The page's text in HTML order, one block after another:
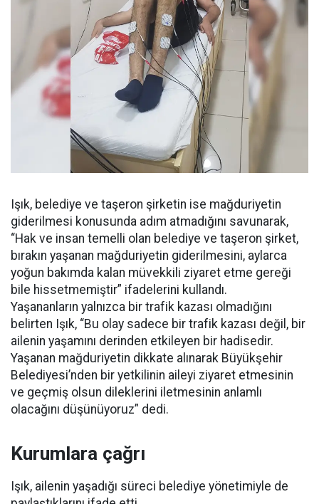
Işık, belediye ve taşeron şirketin ise mağduriyetin
giderilmesi konusunda adım atmadığını savunarak,
“Hak ve insan temelli olan belediye ve taşeron şirket,
bırakın yaşanan mağduriyetin giderilmesini, aylarca
yoğun bakımda kalan müvekkili ziyaret etme gereği
bile hissetmemiştir” ifadelerini kullandı.
Yaşananların yalnızca bir trafik kazası olmadığını
belirten Işık, “Bu olay sadece bir trafik kazası değil, bir
ailenin yaşamını derinden etkileyen bir hadisedir.
Yaşanan mağduriyetin dikkate alınarak Büyükşehir
Belediyesi’nden bir yetkilinin aileyi ziyaret etmesinin
ve geçmiş olsun dileklerini iletmesinin anlamlı
olacağını düşünüyoruz” dedi.
Kurumlara çağrı
Işık, ailenin yaşadığı süreci belediye yönetimiyle de